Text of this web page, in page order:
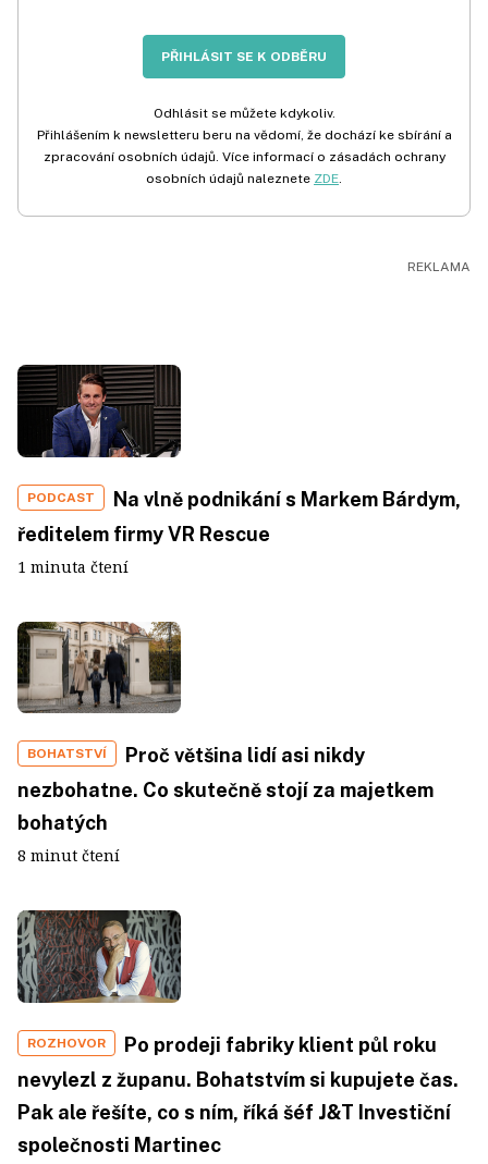
PŘIHLÁSIT SE K ODBĚRU
Odhlásit se můžete kdykoliv.
Přihlášením k newsletteru beru na vědomí, že dochází ke sbírání a
zpracování osobních údajů. Více informací o zásadách ochrany
osobních údajů naleznete ZDE.
PODCAST
Na vlně podnikání s Markem Bárdym,
ředitelem firmy VR Rescue
1 minuta čtení
BOHATSTVÍ
Proč většina lidí asi nikdy
nezbohatne. Co skutečně stojí za majetkem
bohatých
8 minut čtení
ROZHOVOR
Po prodeji fabriky klient půl roku
nevylezl z županu. Bohatstvím si kupujete čas.
Pak ale řešíte, co s ním, říká šéf J&T Investiční
společnosti Martinec